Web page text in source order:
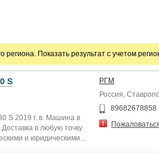
Показать результат с учетом
S
S 2019 г. в. Машина в
в любую точку
и юридическими...
РГМ
Россия,
89682678858